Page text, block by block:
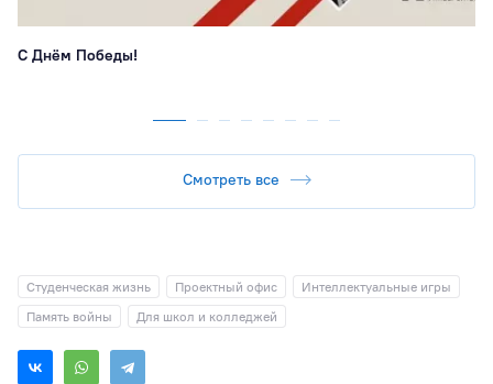
С Днём Победы!
Смотреть все
Студенческая жизнь Проектный офис
Интеллектуальные игры
Память войны
Для школ и колледжей